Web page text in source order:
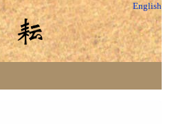
English